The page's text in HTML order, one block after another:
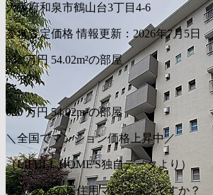
大阪府和泉市鶴山台3丁目4-6
参考査定価格 情報更新：2026年7月5日
452 万円 54.02m²の部屋
〜
625 万円 54.02m²の部屋
＼全国でマンション価格上昇中／
（LIFULL HOME'S独自データより）
本人/家族の居住用マンションですか？